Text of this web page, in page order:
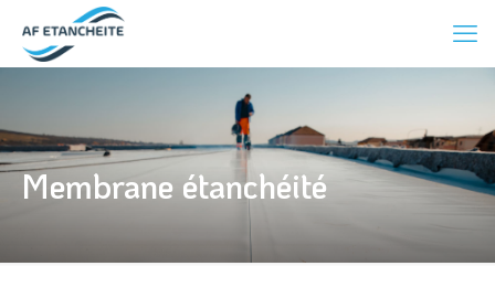
Membrane étanchéité